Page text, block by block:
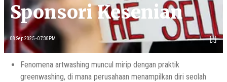
Sponsori Kesenian
08 Sep 2025 - 07:30PM
Fenomena artwashing muncul mirip dengan praktik
greenwashing, di mana perusahaan menampilkan diri seolah